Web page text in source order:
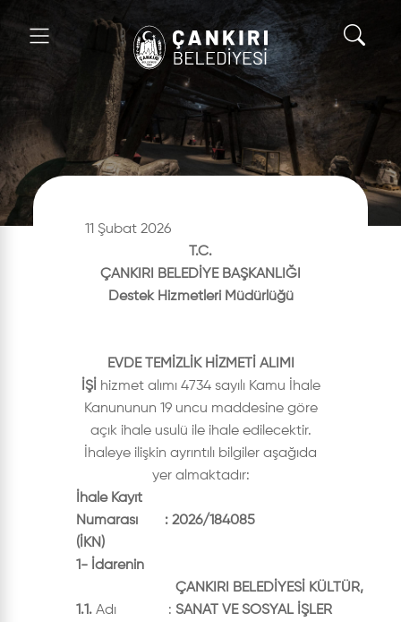
11 Şubat 2026
T.C.
ÇANKIRI BELEDİYE BAŞKANLIĞI
Destek Hizmetleri Müdürlüğü
EVDE TEMİZLİK HİZMETİ ALIMI
İŞİ hizmet alımı 4734 sayılı Kamu İhale
Kanununun 19 uncu maddesine göre
açık ihale usulü ile ihale edilecektir.
İhaleye ilişkin ayrıntılı bilgiler aşağıda
yer almaktadır:
İhale Kayıt
Numarası
(İKN)
: 2026/184085
1- İdarenin
1.1. Adı :
ÇANKIRI BELEDİYESİ KÜLTÜR,
SANAT VE SOSYAL İŞLER